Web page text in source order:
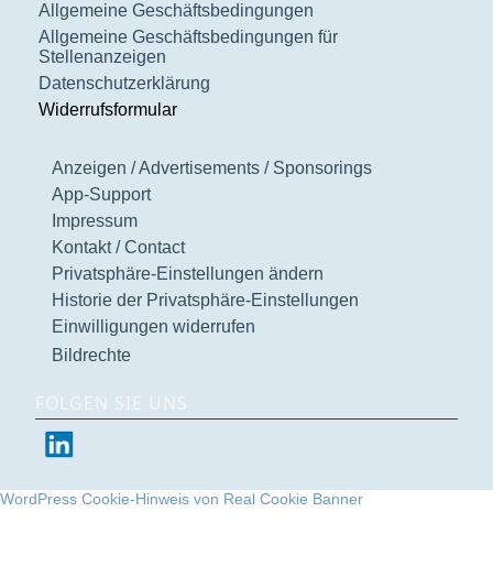
Allgemeine Geschäftsbedingungen
Allgemeine Geschäftsbedingungen für
Stellenanzeigen
Datenschutzerklärung
Widerrufsformular
Anzeigen / Advertisements / Sponsorings
App-Support
Impressum
Kontakt / Contact
Privatsphäre-Einstellungen ändern
Historie der Privatsphäre-Einstellungen
Einwilligungen widerrufen
Bildrechte
FOLGEN SIE UNS
WordPress Cookie-Hinweis von Real Cookie Banner